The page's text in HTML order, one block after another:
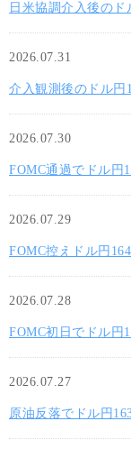
日米協調介入後のド
2026.07.31
介入観測後のドル円
2026.07.30
FOMC通過でドル円
2026.07.29
FOMC控えドル円
2026.07.28
FOMC初日でドル円
2026.07.27
原油反落でドル円